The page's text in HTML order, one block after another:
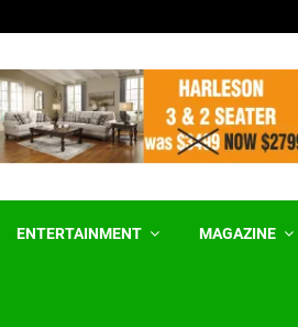
ENTERTAINMENT MAGAZINE